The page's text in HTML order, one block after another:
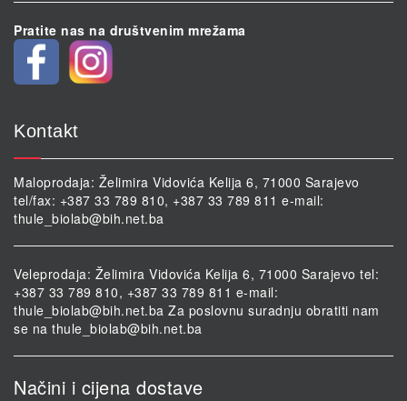
Pratite nas na društvenim mrežama
Kontakt
Maloprodaja: Želimira Vidovića Kelija 6, 71000 Sarajevo
tel/fax: +387 33 789 810, +387 33 789 811 e-mail:
thule_biolab@bih.net.ba
Veleprodaja: Želimira Vidovića Kelija 6, 71000 Sarajevo tel:
+387 33 789 810, +387 33 789 811 e-mail:
thule_biolab@bih.net.ba Za poslovnu suradnju obratiti nam
se na thule_biolab@bih.net.ba
Načini i cijena dostave